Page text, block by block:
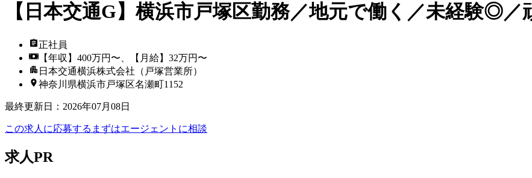
【日本交通G】横浜市戸塚区勤務／地元で働く／未経験◎／
正社員
【年収】400万円〜、【月給】32万円〜
日本交通横浜株式会社（戸塚営業所）
神奈川県横浜市戸塚区名瀬町1152
最終更新日 ： 2026年07月08日
この求人に応募する まずはエージェントに相談
求人PR